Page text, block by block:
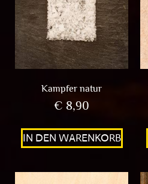
Kampfer natur
€ 8,90
IN DEN WARENKORB